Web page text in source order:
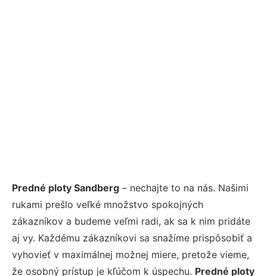
Predné ploty Sandberg – nechajte to na nás. Našimi
rukami prešlo veľké množstvo spokojných
zákazníkov a budeme veľmi radi, ak sa k nim pridáte
aj vy. Každému zákazníkovi sa snažíme prispôsobiť a
vyhovieť v maximálnej možnej miere, pretože vieme,
že osobný prístup je kľúčom k úspechu. Predné ploty